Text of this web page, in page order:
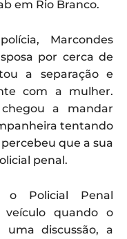
em Rio Branco.
Marcondes
por cerca de
a separação e
com a mulher.
a mandar
tentando
que a sua
penal.
o Policial Penal
quando o
discussão, a